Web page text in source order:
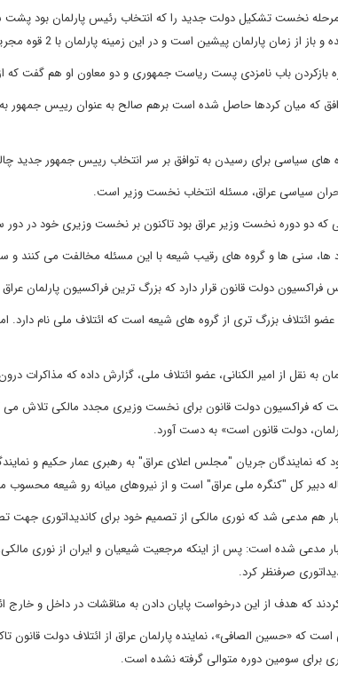
مرحله نخست تشکیل دولت جدید را که انتخاب رئیس پارلمان بود
پارلمان پیشین است و در این زمینه پارلمان با 2 قوه مجریه و قضائیه در راستای منافه کشور همکاری خواهد داشت.
باب نامزدی پست ریاست جمهوری و دو معاون او هم گفت که از چهارشنبه (امروز) تا 3 روز دیگر این باب
که میان کردها حاصل شده است برهم صالح به عنوان رییس جمهور به
های سیاسی برای رسیدن به توافق بر سر انتخاب رییس جمهور جدید
سیاسی عراق، مسئله انتخاب نخست وزیر است.
که دو دوره نخست وزیر عراق بود تاکنون بر نخست وزیری خود در
ها، سنی ها و گروه های رقیب شیعه با این مسئله مخالفت می کنند و
فراکسیون دولت قانون قرار دارد که بزرگ ترین فراکسیون پارلمان
ائتلاف بزرگ تری از گروه های شیعه است که ائتلاف ملی نام دارد.
به نقل از امیر الکنانی، عضو ائتلاف ملی، گزارش داده که
که فراکسیون دولت قانون برای نخست وزیری مجدد مالکی تلاش می
دولت قانون است» به دست آورد.
که نمایندگان جریان "مجلس اعلای عراق" به رهبری عمار حکیم و
هم مدعی شد که نوری مالکی از تصمیم خود برای کاندیداتوری
مدعی شده است: پس از اینکه مرجعیت شیعیان و ایران از نوری
صرفنظر کرد.
کردند که هدف از این درخواست پایان دادن به مناقشات در داخل
است که «حسین الصافی»، نماینده پارلمان عراق از ائتلاف دولت
برای سومین دوره متوالی گرفته نشده است.